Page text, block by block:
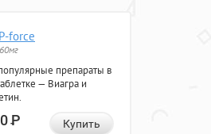
force
препараты в
— Виагра и
Р Купить